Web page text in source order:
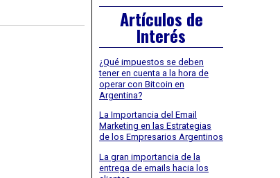
Artículos de
Interés
¿Qué impuestos se deben
tener en cuenta a la hora de
operar con Bitcoin en
Argentina?
La Importancia del Email
Marketing en las Estrategias
de los Empresarios Argentinos
La gran importancia de la
entrega de emails hacia los